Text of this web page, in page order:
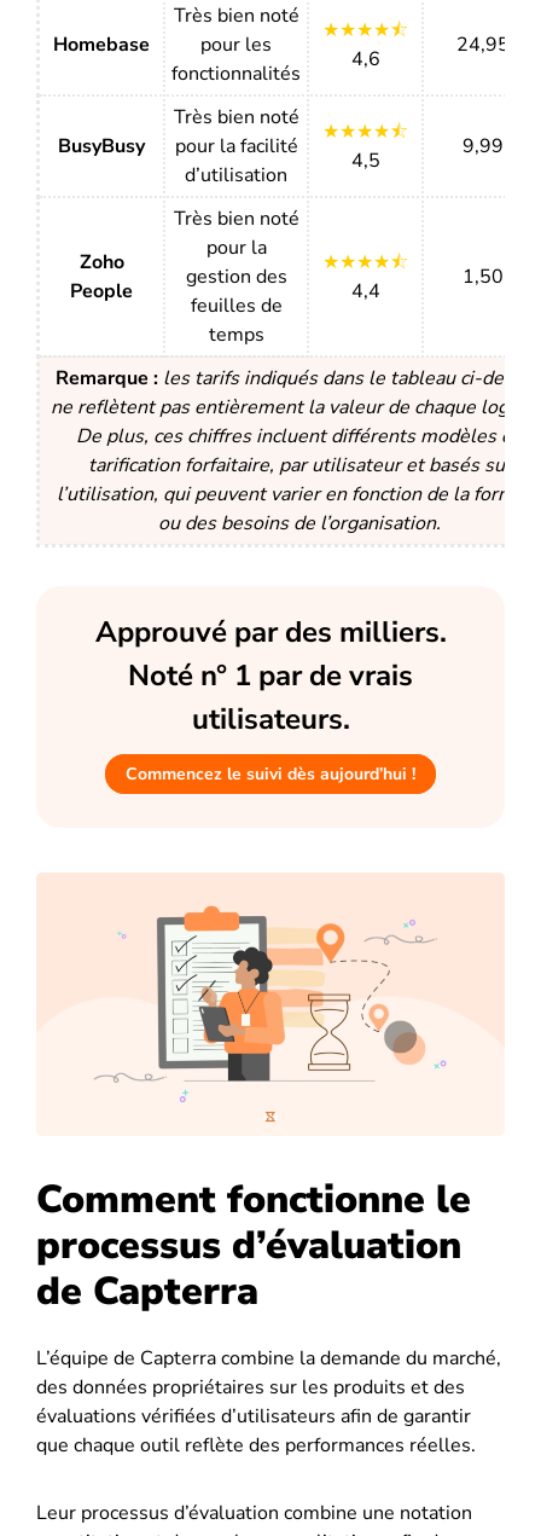
Homebase
Très bien noté
pour les
fonctionnalités
★★★★⯪
4,6
24,95 $
BusyBusy
Très bien noté
pour la facilité
d’utilisation
★★★★⯪
4,5
9,99 $
Zoho
People
Très bien noté
pour la
gestion des
feuilles de
temps
★★★★⯪
4,4
1,50 $
Remarque : les tarifs indiqués dans le tableau ci-
ne reflètent pas entièrement la valeur de chaque
De plus, ces chiffres incluent différents modèles de
tarification forfaitaire, par utilisateur et basés sur
l’utilisation, qui peuvent varier en fonction de la formule
ou des besoins de l’organisation.
Approuvé par des milliers.
Noté n° 1 par de vrais
utilisateurs.
Commencez le suivi dès aujourd’hui !
Comment fonctionne le
processus d’évaluation
de Capterra
L’équipe de Capterra combine la demande du marché,
des données propriétaires sur les produits et des
évaluations vérifiées d’utilisateurs afin de garantir
que chaque outil reflète des performances réelles.
Leur processus d’évaluation combine une notation